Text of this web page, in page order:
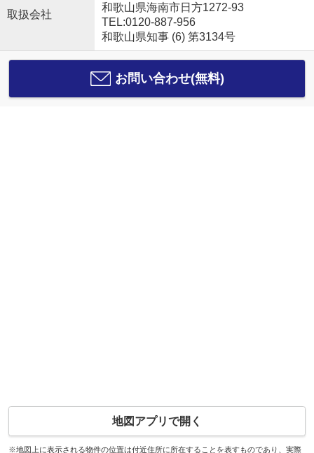
取扱会社
和歌山県海南市日方1272-93
TEL:0120-887-956
和歌山県知事 (6) 第3134号
お問い合わせ(無料)
地図アプリで開く
※地図上に表示される物件の位置は付近住所に所在することを表すものであり、実際